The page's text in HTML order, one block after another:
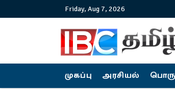
Friday, Aug 7, 2026
முகப்பு அரசியல்